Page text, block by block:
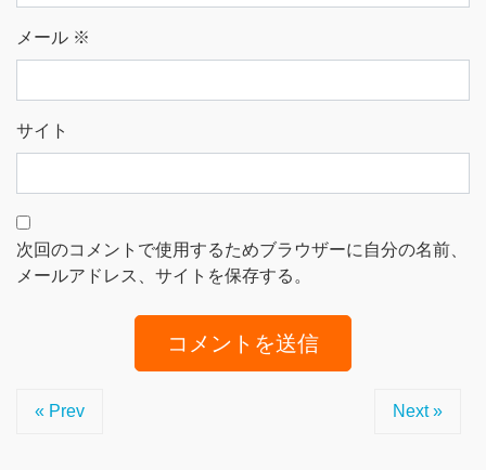
メール ※
サイト
次回のコメントで使用するためブラウザーに自分の名前、
メールアドレス、サイトを保存する。
« Prev Next »